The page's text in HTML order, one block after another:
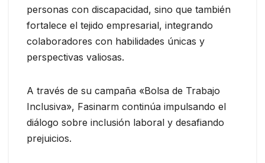
personas con discapacidad, sino que también
fortalece el tejido empresarial, integrando
colaboradores con habilidades únicas y
perspectivas valiosas.
A través de su campaña «Bolsa de Trabajo
Inclusiva», Fasinarm continúa impulsando el
diálogo sobre inclusión laboral y desafiando
prejuicios.